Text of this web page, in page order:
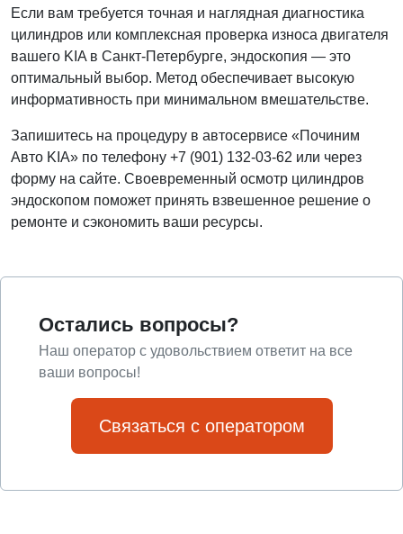
Если вам требуется точная и наглядная диагностика
цилиндров или комплексная проверка износа двигателя
вашего KIA в Санкт-Петербурге, эндоскопия — это
оптимальный выбор. Метод обеспечивает высокую
информативность при минимальном вмешательстве.
Запишитесь на процедуру в автосервисе «Починим
Авто KIA» по телефону +7 (901) 132-03-62 или через
форму на сайте. Своевременный осмотр цилиндров
эндоскопом поможет принять взвешенное решение о
ремонте и сэкономить ваши ресурсы.
Остались вопросы?
Наш оператор с удовольствием ответит на все
ваши вопросы!
Связаться с оператором